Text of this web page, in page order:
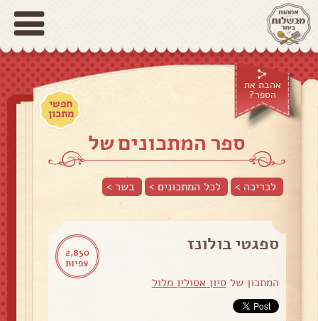
אהבת את
הספר?
חפשי
מתכון
ספר המתכונים של
לכריכה > לכל המתכונים > בשר >
2,850
צפיות
ספגטי בולונז
המתכון שלסיון אסולין מלול